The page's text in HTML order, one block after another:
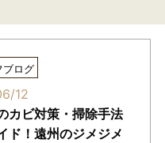
ブログ
12
カビ対策・掃除手法
ド！遠州のジメジメ